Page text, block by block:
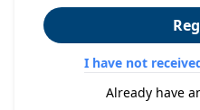
I have not
Already have